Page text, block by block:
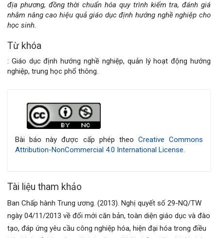
địa phương, đồng thời chuẩn hóa quy trình kiểm tra, đánh giá
nhằm nâng cao hiệu quả giáo dục định hướng nghề nghiệp cho
học sinh.
Từ khóa
: Giáo dục định hướng nghề nghiệp, quản lý hoạt động hướng
nghiệp, trung học phổ thông.
bài
Bài báo này được cấp phép theo Creative Commons
Attribution-NonCommercial 4.0 International License.
Tài liệu tham khảo
Ban Chấp hành Trung ương. (2013). Nghị quyết số 29-NQ/TW
ngày 04/11/2013 về đổi mới căn bản, toàn diện giáo dục và đào
tạo, đáp ứng yêu cầu công nghiệp hóa, hiện đại hóa trong điều